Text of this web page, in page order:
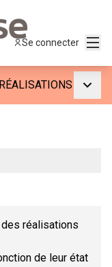
Se connecter
RÉALISATIONS
réalisations
de leur état